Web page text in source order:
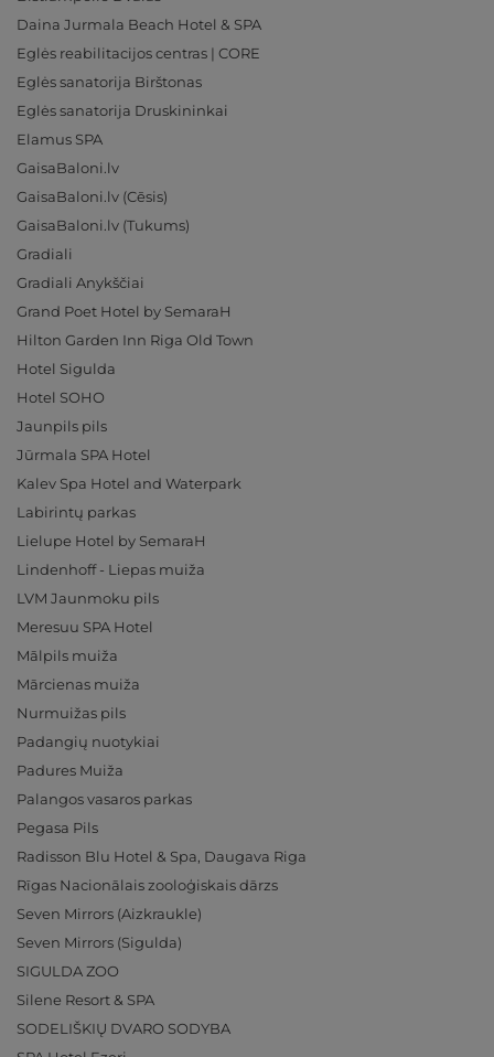
Daina Jurmala Beach Hotel & SPA
Eglės reabilitacijos centras | CORE
Eglės sanatorija Birštonas
Eglės sanatorija Druskininkai
Elamus SPA
GaisaBaloni.lv
GaisaBaloni.lv (Cēsis)
GaisaBaloni.lv (Tukums)
Gradiali
Gradiali Anykščiai
Grand Poet Hotel by SemaraH
Hilton Garden Inn Riga Old Town
Hotel Sigulda
Hotel SOHO
Jaunpils pils
Jūrmala SPA Hotel
Kalev Spa Hotel and Waterpark
Labirintų parkas
Lielupe Hotel by SemaraH
Lindenhoff - Liepas muiža
LVM Jaunmoku pils
Meresuu SPA Hotel
Mālpils muiža
Mārcienas muiža
Nurmuižas pils
Padangių nuotykiai
Padures Muiža
Palangos vasaros parkas
Pegasa Pils
Radisson Blu Hotel & Spa, Daugava Riga
Rīgas Nacionālais zooloģiskais dārzs
Seven Mirrors (Aizkraukle)
Seven Mirrors (Sigulda)
SIGULDA ZOO
Silene Resort & SPA
SODELIŠKIŲ DVARO SODYBA